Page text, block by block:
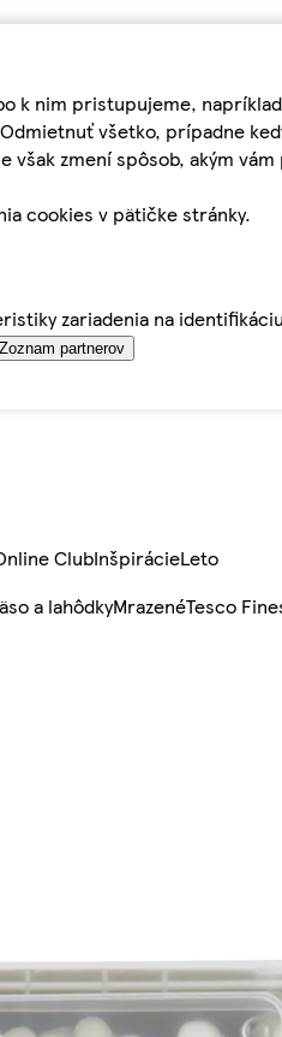
k nim pristupujeme,
všetko, prípadne
zmení spôsob, akým
cookies v pätičke stránky.
zariadenia na
Zoznam partnerov
ClubInšpirácieLeto
a lahôdkyMrazenéTesco